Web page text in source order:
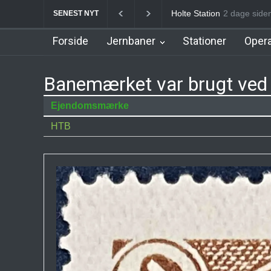
SENEST NYT Birkerød Station 2 dage
Forside Jernbaner Stationer
Banemærket var brugt
Ejendomsmærke
HTB